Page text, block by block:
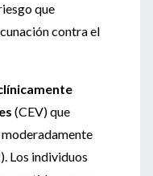
que
contra el
(CEV) que
Los individuos